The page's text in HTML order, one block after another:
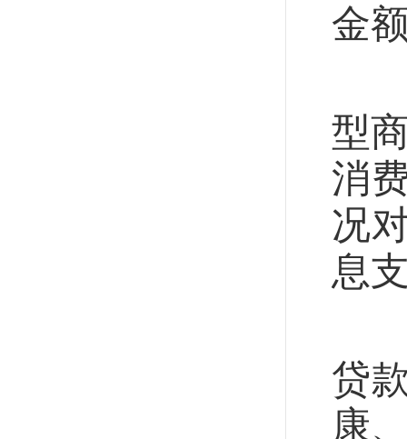
金
型
消
况
息
贷
康